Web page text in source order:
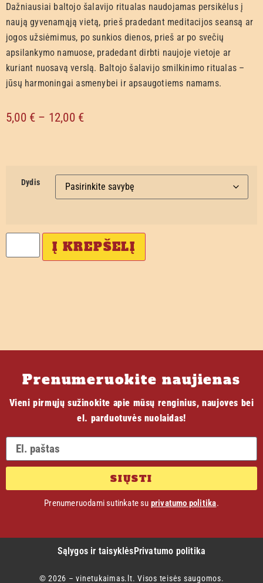
Dažniausiai baltojo šalavijo ritualas naudojamas persikėlus į
naują gyvenamąją vietą, prieš pradedant meditacijos seansą ar
jogos užsiėmimus, po sunkios dienos, prieš ar po svečių
apsilankymo namuose, pradedant dirbti naujoje vietoje ar
kuriant nuosavą verslą. Baltojo šalavijo smilkinimo ritualas –
jūsų harmoningai asmenybei ir apsaugotiems namams.
5,00 € – 12,00 €
Dydis
Į KREPŠELĮ
Prenumeruokite naujienas
Vieni pirmųjų sužinokite apie mūsų renginius, naujoves bei
el. parduotuvės nuolaidas!
SIŲSTI
Prenumeruodami sutinkate su privatumo politika.
Sąlygos ir taisyklės Privatumo politika
© 2026 – vinetukaimas.lt. Visos teisės saugomos.